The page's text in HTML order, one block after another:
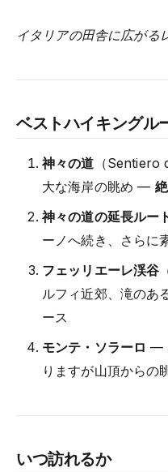
イタリアの田舎に広がる
ベストハイキングル
神々の道 （
大な海岸の眺め —
神々の道の延長ルー
ーノへ続き、さらに
フェッリエーレ渓谷
ルフィ近郊、滝のあ
ース
モンテ・ソラーロ —
りますが山頂からの
いつ訪れるか